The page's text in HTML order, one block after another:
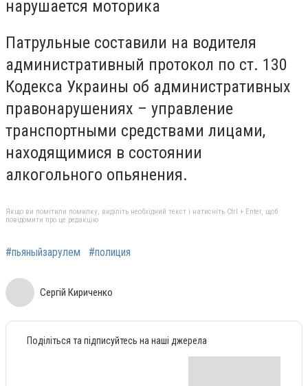
нарушается моторика
Патрульные составили на водителя
административный протокол по ст. 130
Кодекса Украины об административных
правонарушениях – управление
транспортными средствами лицами,
находящимися в состоянии
алкогольного опьянения.
Якщо ви помітили помилку, виділіть необхідний текст і натисніть Ctrl + Enter, щоб
повідомити про це редакцію
#пьяныйзарулем #полиция
Сергій Кириченко
Поділіться та підписуйтесь на наші джерела